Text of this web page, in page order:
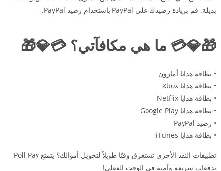
بديلة. قم بزيادة رصيدك على PayPal باستخدام رصيد PayPal.
🎁💎💳 ما هي مكافآتي؟ 💳💎🎁
• بطاقة هدايا أمازون
• بطاقة هدايا Xbox
• بطاقة هدايا Netflix
• بطاقة هدايا Google Play
• رصيد PayPal
• بطاقة هدايا iTunes
تطبيقات النقد الأخرى تستغرق وقتًا طويلاً لتحويل أموالك؟ يتمتع Poll Pay
بدفعات سريعة وآمنة في الوقت الفعلي!